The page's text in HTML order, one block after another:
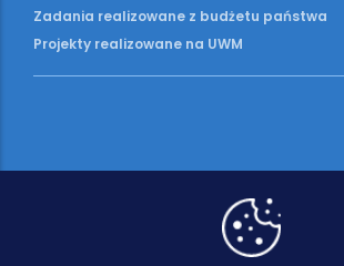
Zadania realizowane z budżetu państwa
Projekty realizowane na UWM